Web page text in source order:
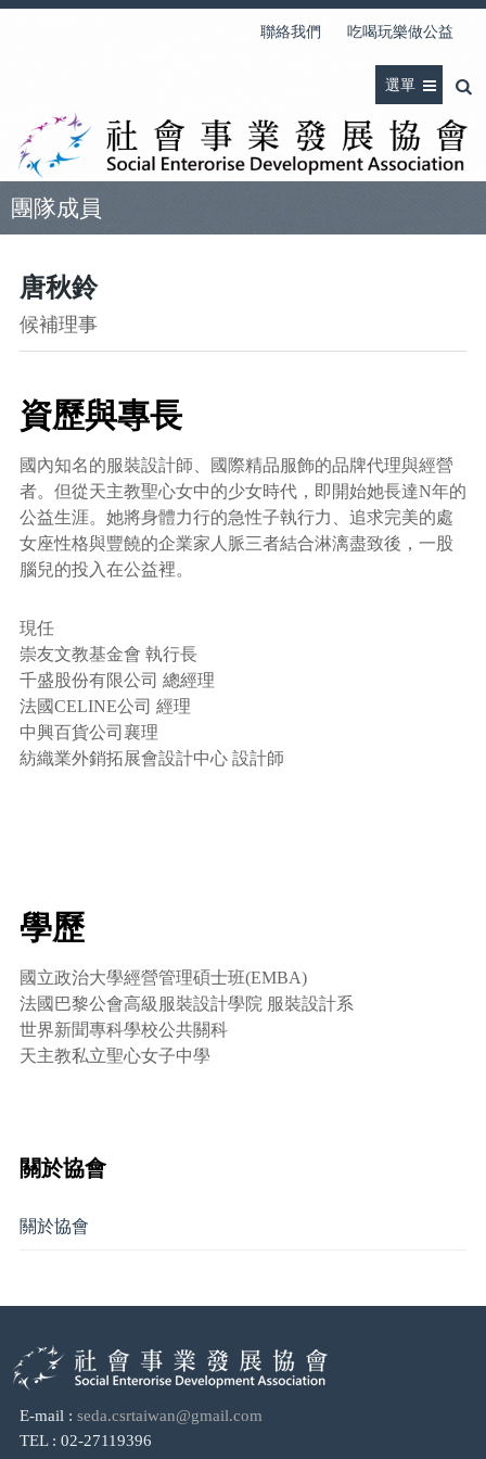
聯絡我們 吃喝玩樂做公益
選單
團隊成員
唐秋鈴
候補理事
資歷與專長
國內知名的服裝設計師、國際精品服飾的品牌代理與經營
者。但從天主教聖心女中的少女時代，即開始她長達N年的
公益生涯。她將身體力行的急性子執行力、追求完美的處
女座性格與豐饒的企業家人脈三者結合淋漓盡致後，一股
腦兒的投入在公益裡。
現任
崇友文教基金會 執行長
千盛股份有限公司 總經理
法國CELINE公司 經理
中興百貨公司襄理
紡織業外銷拓展會設計中心 設計師
學歷
國立政治大學經營管理碩士班(EMBA)
法國巴黎公會高級服裝設計學院 服裝設計系
世界新聞專科學校公共關科
天主教私立聖心女子中學
關於協會
關於協會
E-mail : seda.csrtaiwan@gmail.com
TEL : 02-27119396